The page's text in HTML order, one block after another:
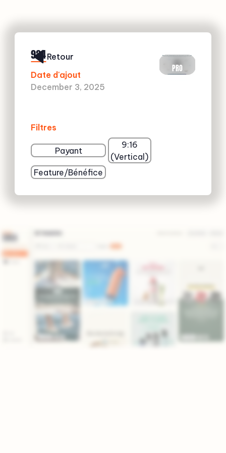
924
Date d'ajout
December 3, 2025
Filtres
Payant
9:16
(Vertical)
Feature/Bénéfice
PRO
Retour